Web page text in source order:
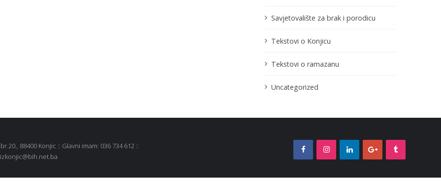
Savjetovalište za brak i porodicu
Tekstovi o Konjicu
Tekstovi o ramazanu
Uncategorized
br.20., 88400 Konjic :: Glavni imam: 036 734 612 ::